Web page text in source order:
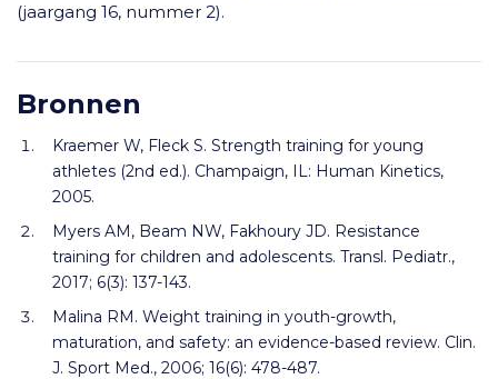
(jaargang 16, nummer 2).
Bronnen
Kraemer W, Fleck S. Strength training for young
athletes (2nd ed.). Champaign, IL: Human Kinetics,
2005.
Myers AM, Beam NW, Fakhoury JD. Resistance
training for children and adolescents. Transl. Pediatr.,
2017; 6(3): 137-143.
Malina RM. Weight training in youth-growth,
maturation, and safety: an evidence-based review. Clin.
J. Sport Med., 2006; 16(6): 478-487.